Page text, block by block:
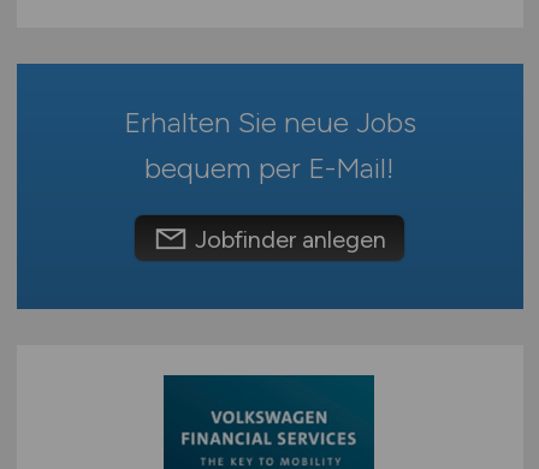
Österreich
International
Erhalten Sie neue Jobs
bequem per E-Mail!
Jobfinder anlegen